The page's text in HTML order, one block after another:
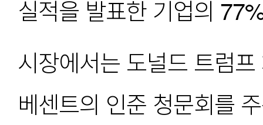
실적을 발표한 기업의
시장에서는 도널드 트럼
베센트의 인준 청문회를